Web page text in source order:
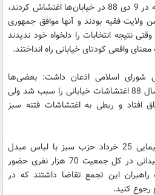
رسایی خاطرنشان کرد: کسانی که در 9 دی 88 در خیابان‌ها اغتشاش کردند،
ولایت فقیه بودند و آنها موافق جمهوری
نتیجه انتخابات را دلخواه خود ندیدند
واقعی کودتای خیابانی راه انداختند.
شورای اسلامی اذعان داشت: بعضی‌ها
می‌گفتند مناظره‌های انتخاباتی سال 88 اغتشاشات خیابانی را سبب شد ولی
14 خرداد اتفاق افتاد و ربطی به اغتشاشات فتنه سبز
رسایی خاطرنشان کرد: در راهپیمایی 25 خرداد حزب سبز با لباس مبدل
حضور پیدا کردند و به صورت میدانی در کل جمعیت 70 هزار نفری حضور
راهبران این تجمع تقاضا داشتند که در
رجوع کنید.